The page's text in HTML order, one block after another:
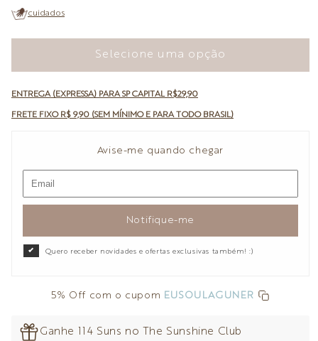
cuidados
Selecione uma opção
ENTREGA (EXPRESSA) PARA SP CAPITAL R$29,90
FRETE FIXO R$ 9,90 (SEM MÍNIMO E PARA TODO BRASIL)
Avise-me quando chegar
Notifique-me
Quero receber novidades e ofertas exclusivas também! :)
5% Off com o cupom EUSOULAGUNER
Ganhe 114 Suns no The Sunshine Club